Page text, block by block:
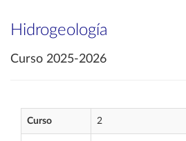
Hidrogeología
Curso 2025-2026
Curso 2